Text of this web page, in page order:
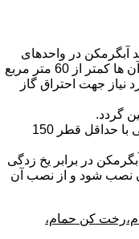
در واحدهای
مسکونی و غیر مسکونی که مسحت آن ها کمتر از 60 متر مربع
نیاز جهت احتراق گاز
گردد.
در بالای محل نصب آبگرمکن دودکشی با حداقل قطر 150
در برابر یخ زدگی
نصب شود و از نصب آن
کن حمام،